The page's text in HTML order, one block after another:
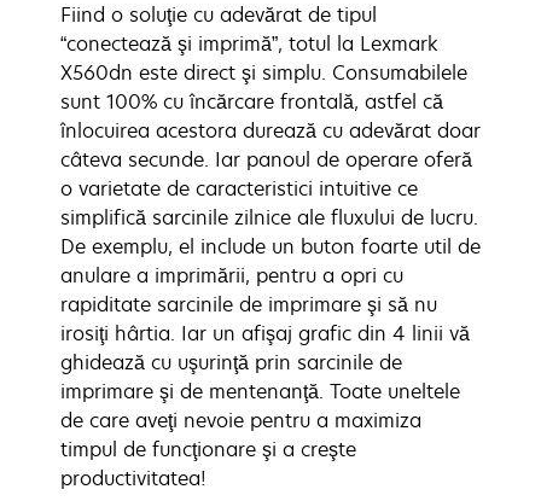
Fiind o soluţie cu adevărat de tipul
“conectează şi imprimă”, totul la Lexmark
X560dn este direct şi simplu. Consumabilele
sunt 100% cu încărcare frontală, astfel că
înlocuirea acestora durează cu adevărat doar
câteva secunde. Iar panoul de operare oferă
o varietate de caracteristici intuitive ce
simplifică sarcinile zilnice ale fluxului de lucru.
De exemplu, el include un buton foarte util de
anulare a imprimării, pentru a opri cu
rapiditate sarcinile de imprimare şi să nu
irosiţi hârtia. Iar un afişaj grafic din 4 linii vă
ghidează cu uşurinţă prin sarcinile de
imprimare şi de mentenanţă. Toate uneltele
de care aveţi nevoie pentru a maximiza
timpul de funcţionare şi a creşte
productivitatea!